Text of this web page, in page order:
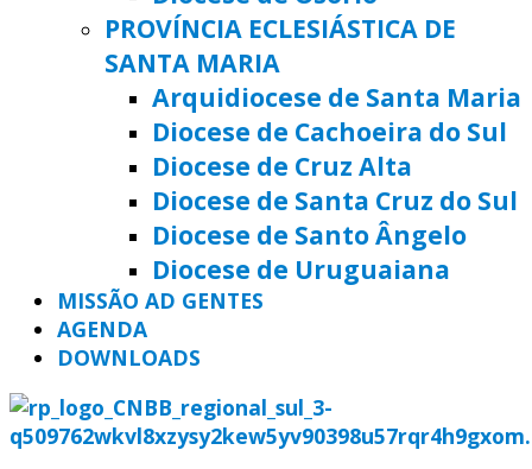
PROVÍNCIA ECLESIÁSTICA DE
SANTA MARIA
Arquidiocese de Santa Maria
Diocese de Cachoeira do Sul
Diocese de Cruz Alta
Diocese de Santa Cruz do Sul
Diocese de Santo Ângelo
Diocese de Uruguaiana
MISSÃO AD GENTES
AGENDA
DOWNLOADS